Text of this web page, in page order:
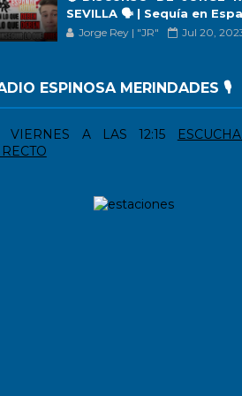
SEVILLA 🗣 | Sequía en
Jorge Rey | "JR" Jul 20,
ESPINOSA MERINDADES 🎙️
A LAS 12:15